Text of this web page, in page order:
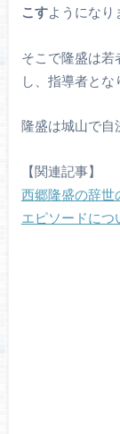
こすようになり
そこで隆盛は若
し、指導者とな
隆盛は城山で自
【関連記事】
西郷隆盛の辞世
エピソードにつ